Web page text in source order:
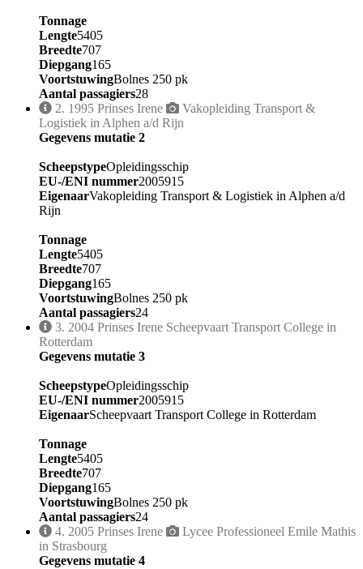
Tonnage
Lengte5405
Breedte707
Diepgang165
VoortstuwingBolnes 250 pk
Aantal passagiers28
2. 1995 Prinses Irene
Vakopleiding Transport &
Logistiek in Alphen a/d Rijn
Gegevens mutatie 2
ScheepstypeOpleidingsschip
EU-/ENI nummer2005915
EigenaarVakopleiding Transport & Logistiek in Alphen a/d
Rijn
Tonnage
Lengte5405
Breedte707
Diepgang165
VoortstuwingBolnes 250 pk
Aantal passagiers24
3. 2004 Prinses Irene Scheepvaart Transport College in
Rotterdam
Gegevens mutatie 3
ScheepstypeOpleidingsschip
EU-/ENI nummer2005915
EigenaarScheepvaart Transport College in Rotterdam
Tonnage
Lengte5405
Breedte707
Diepgang165
VoortstuwingBolnes 250 pk
Aantal passagiers24
4. 2005 Prinses Irene
Lycee Professioneel Emile Mathis
in Strasbourg
Gegevens mutatie 4